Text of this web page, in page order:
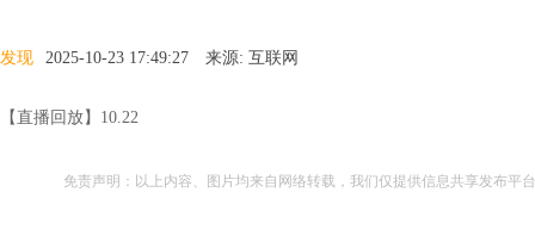
发现 2025-10-23 17:49:27 来源: 互联网
【直播回放】10.22
免责声明：以上内容、图片均来自网络转载，我们仅提供信息共享发布平